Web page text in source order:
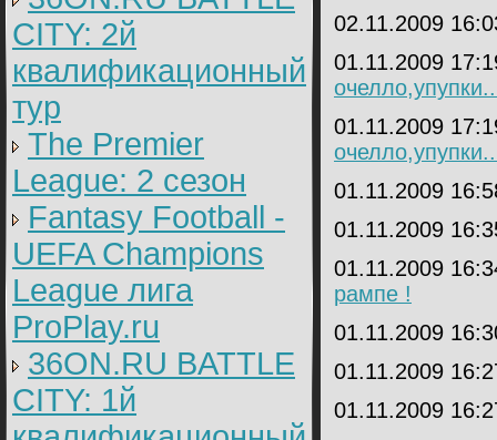
CITY: 2й
квалификационный
тур
The Premier
League: 2 cезон
Fantasy Football -
UEFA Champions
League лига
ProPlay.ru
36ON.RU BATTLE
CITY: 1й
02.11.2009
01.11.2009
01.11.2009
01.11.2009
01.11.2009
01.11.2009
рампе !
01.11.2009
01.11.2009
01.11.2009